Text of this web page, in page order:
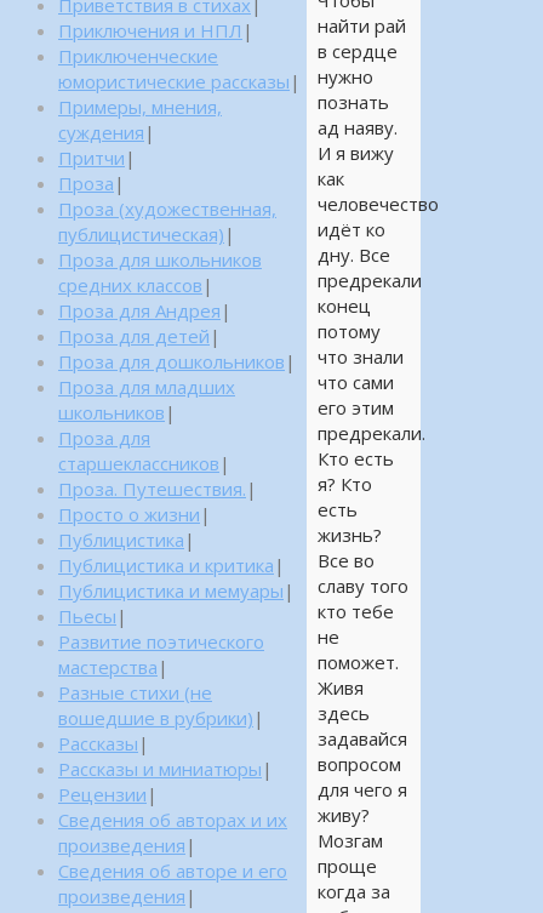
найти рай
в сердце
нужно
познать
ад наяву.
И я вижу
как
человечество
идёт ко
дну. Все
предрекали
конец
потому
что знали
что сами
его этим
предрекали.
Кто есть
я? Кто
есть
жизнь?
Все во
славу того
кто тебе
не
поможет.
Живя
здесь
задавайся
вопросом
для чего я
живу?
Мозгам
проще
когда за
Приветствия в стихах
Приключения и НПЛ |
Приключенческие
юмористические рассказы |
Примеры, мнения,
суждения |
Притчи |
Проза |
Проза (художественная,
публицистическая) |
Проза для школьников
средних классов |
Проза для Андрея |
Проза для детей |
Проза для дошкольников |
Проза для младших
школьников |
Проза для
старшеклассников |
Проза. Путешествия. |
Просто о жизни |
Публицистика |
Публицистика и критика |
Публицистика и мемуары |
Пьесы |
Развитие поэтического
мастерства |
Разные стихи (не
вошедшие в рубрики) |
Рассказы |
Рассказы и миниатюры |
Рецензии |
Сведения об авторах и их
произведения |
Сведения об авторе и его
произведения |